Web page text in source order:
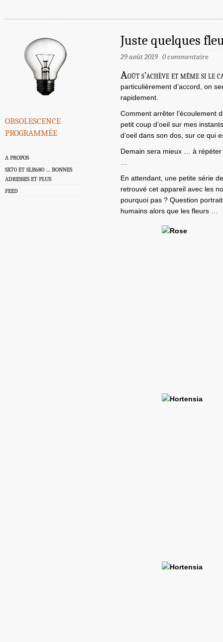
obsolescence
programmée
A PROPOS
SX70 ET SLR680 … BONNES
ADRESSES ET PLUS
FEED
Juste quelques
29 août 2019 0 commentaire
Août s’achève et même si le
particulièrement d’accord, on
rapidement.
Comment arrêter l’écoulement
petit coup d’oeil sur mes
d’oeil dans son dos, sur ce qui
Demain sera mieux … à
En attendant, une petite série
retrouvé cet appareil avec les
pourquoi pas ? Question
humains alors que les fleurs …